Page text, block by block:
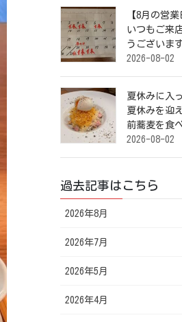
【8月の営
いつもご来
うございます
2026-08-02
夏休みに入
夏休みを迎
前蕎麦を食
2026-08-02
過去記事はこちら
2026年8月
2026年7月
2026年5月
2026年4月